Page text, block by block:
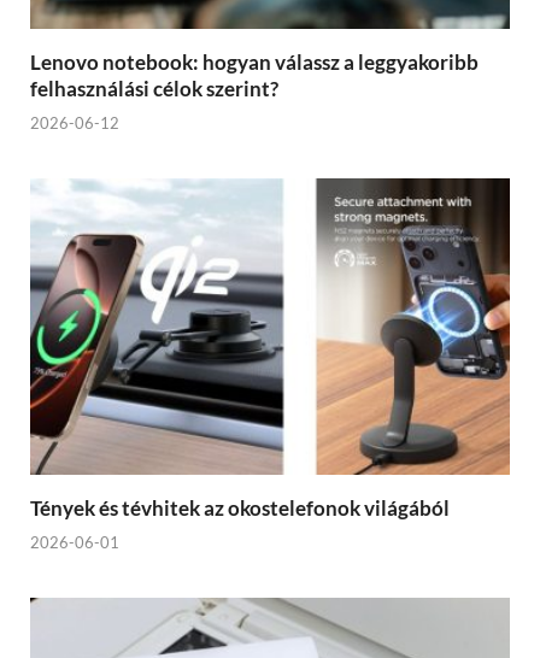
Lenovo notebook: hogyan válassz a leggyakoribb
felhasználási célok szerint?
2026-06-12
Tények és tévhitek az okostelefonok világából
2026-06-01